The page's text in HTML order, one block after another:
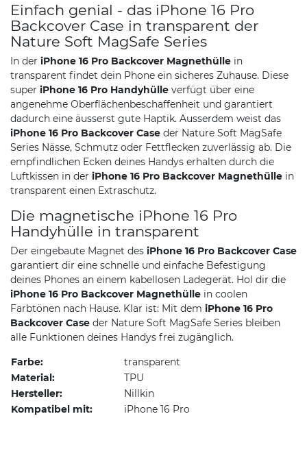
Einfach genial - das iPhone 16 Pro
Backcover Case in transparent der
Nature Soft MagSafe Series
In der iPhone 16 Pro Backcover Magnethülle in
transparent findet dein Phone ein sicheres Zuhause. Diese
super iPhone 16 Pro Handyhülle verfügt über eine
angenehme Oberflächenbeschaffenheit und garantiert
dadurch eine äusserst gute Haptik. Ausserdem weist das
iPhone 16 Pro Backcover Case der Nature Soft MagSafe
Series Nässe, Schmutz oder Fettflecken zuverlässig ab. Die
empfindlichen Ecken deines Handys erhalten durch die
Luftkissen in der iPhone 16 Pro Backcover Magnethülle in
transparent einen Extraschutz.
Die magnetische iPhone 16 Pro
Handyhülle in transparent
Der eingebaute Magnet des iPhone 16 Pro Backcover Case
garantiert dir eine schnelle und einfache Befestigung
deines Phones an einem kabellosen Ladegerät. Hol dir die
iPhone 16 Pro Backcover Magnethülle in coolen
Farbtönen nach Hause. Klar ist: Mit dem iPhone 16 Pro
Backcover Case der Nature Soft MagSafe Series bleiben
alle Funktionen deines Handys frei zugänglich.
Farbe:
transparent
Material:
TPU
Hersteller:
Nillkin
Kompatibel mit:
iPhone 16 Pro